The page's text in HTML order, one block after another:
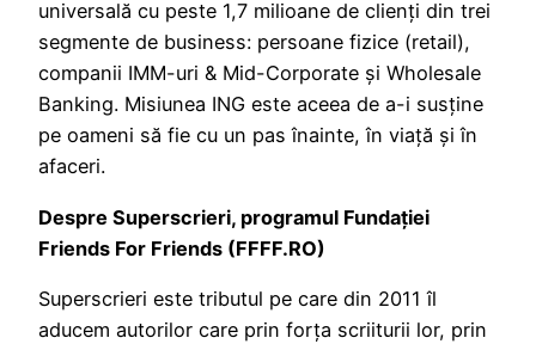
universală cu peste 1,7 milioane de clienți din trei
segmente de business: persoane fizice (retail),
companii IMM-uri & Mid-Corporate și Wholesale
Banking. Misiunea ING este aceea de a-i susține
pe oameni să fie cu un pas înainte, în viață și în
afaceri.
Despre Superscrieri, programul Fundației
Friends For Friends (FFFF.RO)
Superscrieri este tributul pe care din 2011 îl
aducem autorilor care prin forța scriiturii lor, prin